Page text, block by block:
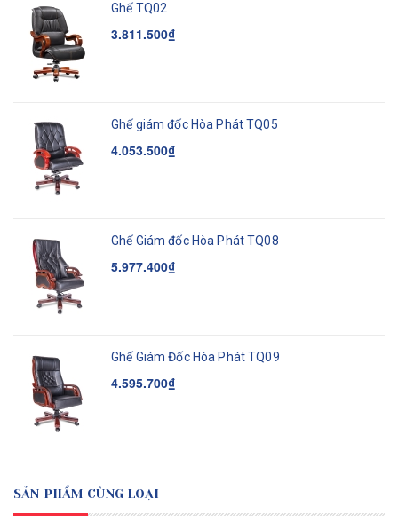
Ghế TQ02
3.811.500₫
Ghế giám đốc Hòa Phát TQ05
4.053.500₫
Ghế Giám đốc Hòa Phát TQ08
5.977.400₫
Ghế Giám Đốc Hòa Phát TQ09
4.595.700₫
SẢN PHẨM CÙNG LOẠI